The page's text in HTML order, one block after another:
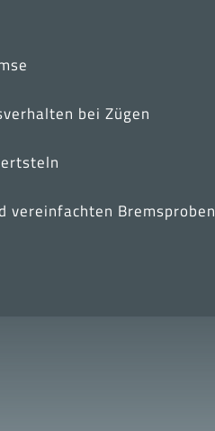
bei Zügen
vereinfachten Bremsproben